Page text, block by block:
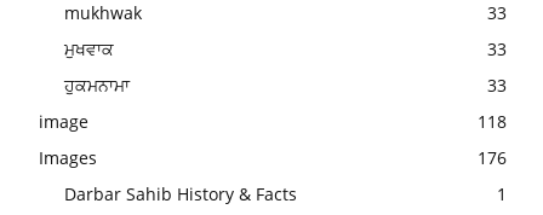
mukhwak
33
ਮੁਖਵਾਕ
33
ਹੁਕਮਨਾਮਾ
33
image
118
Images
176
Darbar Sahib History & Facts
1